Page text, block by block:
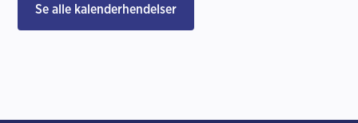
t
r
Se alle kalenderhendelser